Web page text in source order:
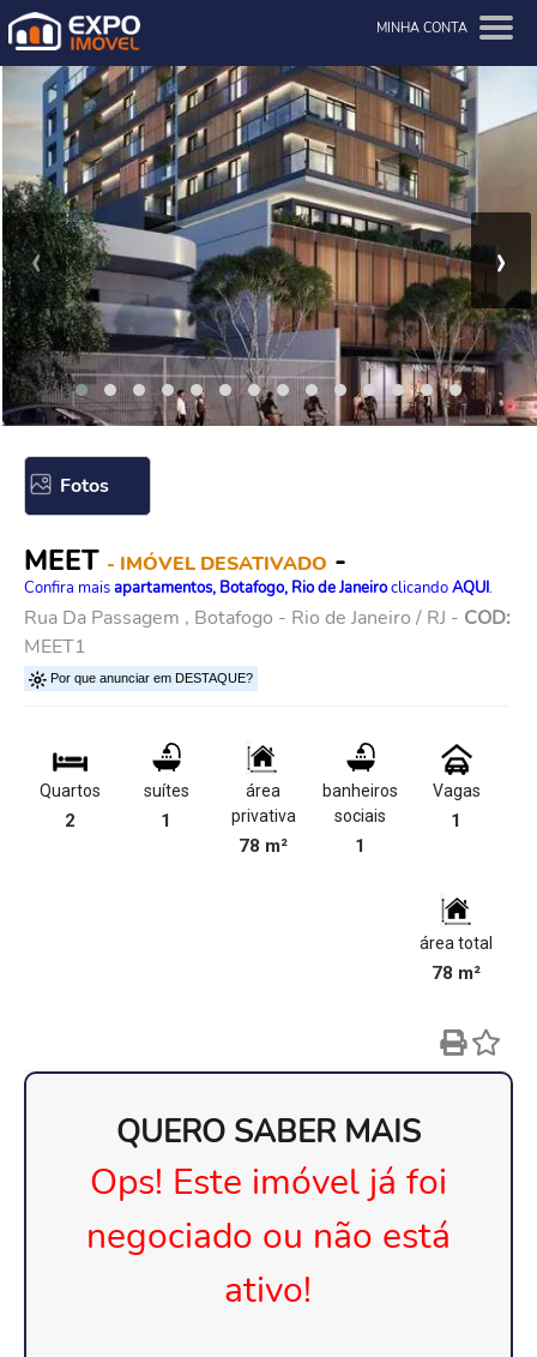
MINHA CONTA
‹ ›
Fotos
MEET - IMÓVEL DESATIVADO -
Confira maisapartamentos, Botafogo, Rio de JaneiroclicandoAQUI.
Rua Da Passagem , Botafogo - Rio de Janeiro / RJ - COD:
MEET1
Por que anunciar em DESTAQUE?
Quartos
2
suítes
1
área
privativa
78 m²
banheiros
sociais
1
Vagas
1
área total
78 m²
QUERO SABER MAIS
Ops! Este imóvel já foi
negociado ou não está
ativo!